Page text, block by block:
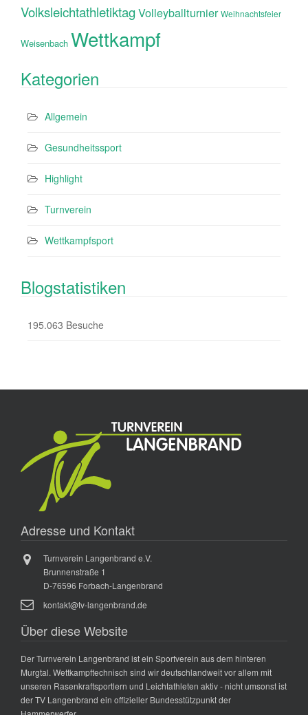
Volksleichtathletiktag Volleyballturnier Weihnachtsfeier
Weisenbach Wettkampf
Kategorien
Allgemein
Gesundheitssport
Highlight
Turnverein
Wettkampfsport
Blogstatistiken
195.063 Besuche
Adresse und Kontakt
Turnverein Langenbrand e.V.
Brunnenstraße 1
D-76596 Forbach-Langenbrand
kontakt@tv-langenbrand.de
Über diese Website
Der Turnverein Langenbrand ist ein Sportverein aus dem hinteren
Murgtal. Wettkampftechnisch sind wir deutschlandweit vor allem mit
unseren Rasenkraftsportlern und Leichtathleten aktiv - nicht umsonst ist
der TV Langenbrand ein offizieller Bundesstützpunkt der